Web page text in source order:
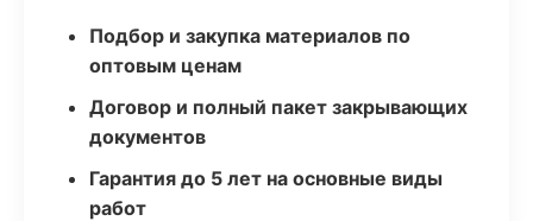
Подбор и закупка материалов по
оптовым ценам
Договор и полный пакет закрывающих
документов
Гарантия до 5 лет на основные виды
работ